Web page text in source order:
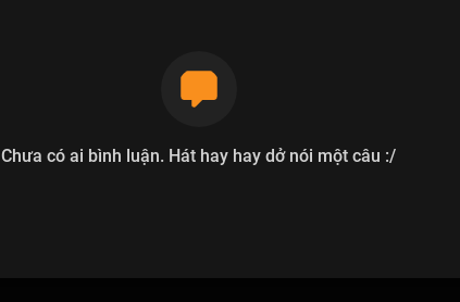
Chưa có ai bình luận. Hát hay hay dở nói một câu :/